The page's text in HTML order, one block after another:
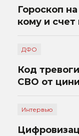
Гороскоп
кому и счет
ДФО
Код
СВО от
Интервью